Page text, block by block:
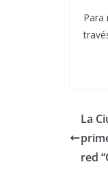
Para
La
red